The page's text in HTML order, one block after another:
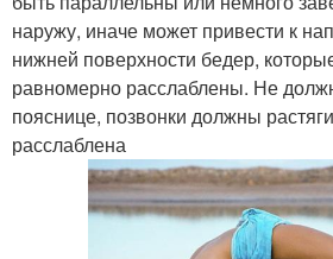
наружу, иначе может привести к
нижней поверхности бедер,
равномерно расслаблены. Не
пояснице, позвонки должны
расслаблена